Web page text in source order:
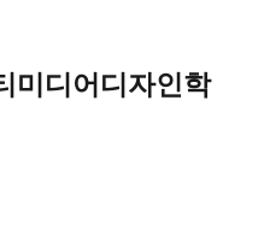
미디어디자인학